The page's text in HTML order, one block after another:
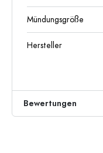
Mündungsgröße
Hersteller
Bewertungen